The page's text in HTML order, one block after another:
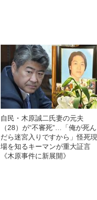
自民・木原誠二氏妻の元夫
（28）が“不審死”…「俺が死ん
だら迷宮入りですから」怪死現
場を知るキーマンが重大証言
《木原事件に新展開》